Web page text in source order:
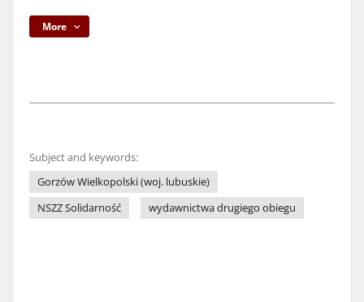
More
Subject and keywords:
Gorzów Wielkopolski (woj. lubuskie)
NSZZ Solidarność
wydawnictwa drugiego obiegu